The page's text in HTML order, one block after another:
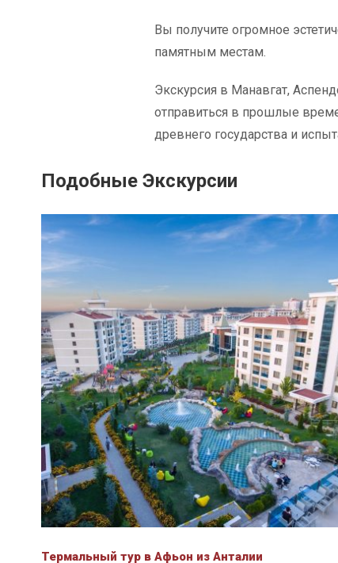
Вы получите огромное
памятным местам.
Экскурсия в Манавгат,
отправиться в прошлые
древнего государства и
Подобные Экскурсии
Термальный тур в Афьон из Анталии